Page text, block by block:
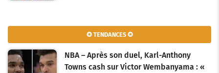
✪ TENDANCES ✪
NBA – Après son duel, Karl-Anthony
Towns cash sur Victor Wembanyama : «